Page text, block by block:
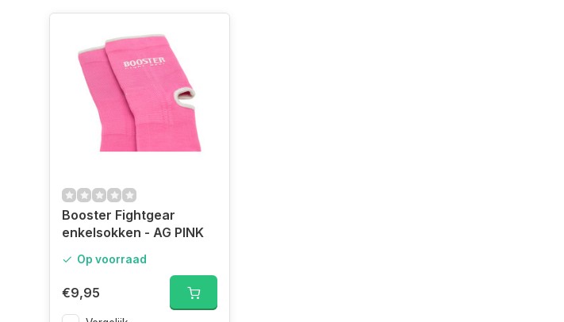
Booster Fightgear
enkelsokken - AG PINK
Op voorraad
€9,95